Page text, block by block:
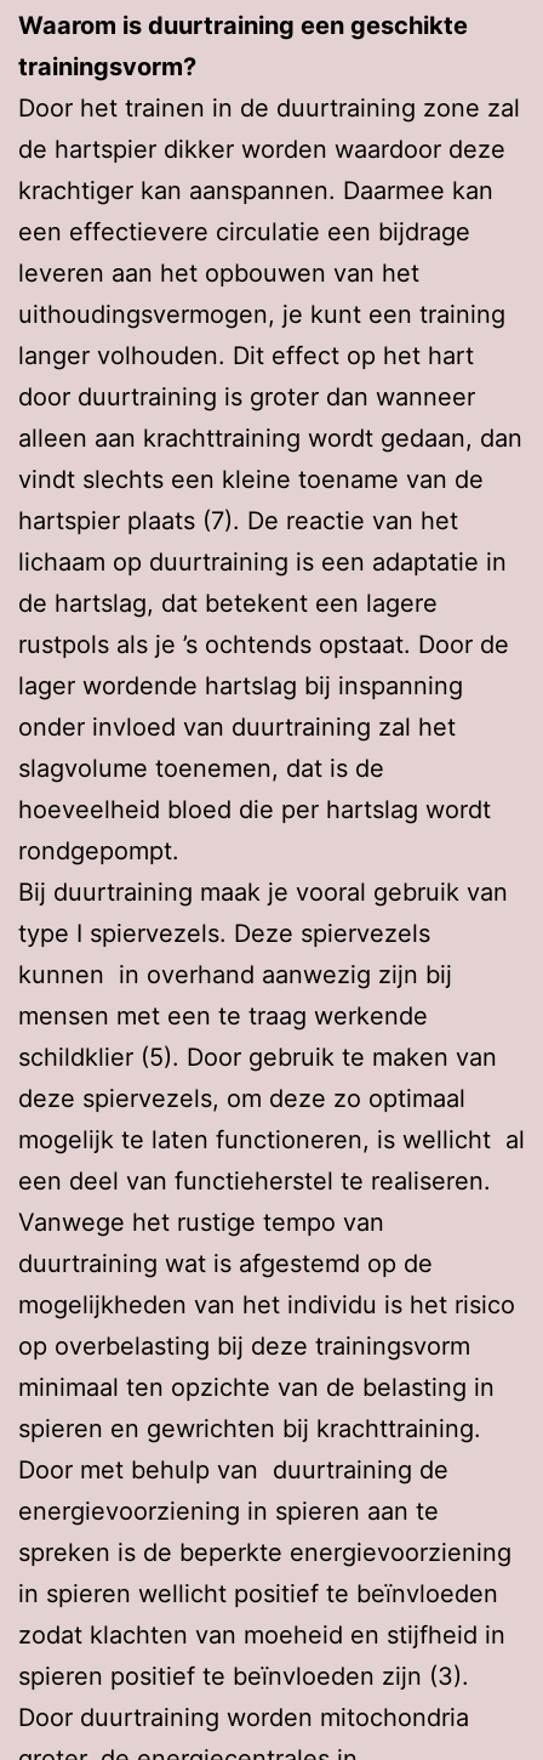
Waarom is duurtraining een geschikte
trainingsvorm?
Door het trainen in de duurtraining zone zal
de hartspier dikker worden waardoor deze
krachtiger kan aanspannen. Daarmee kan
een effectievere circulatie een bijdrage
leveren aan het opbouwen van het
uithoudingsvermogen, je kunt een training
langer volhouden. Dit effect op het hart
door duurtraining is groter dan wanneer
alleen aan krachttraining wordt gedaan, dan
vindt slechts een kleine toename van de
hartspier plaats (7). De reactie van het
lichaam op duurtraining is een adaptatie in
de hartslag, dat betekent een lagere
rustpols als je ’s ochtends opstaat. Door de
lager wordende hartslag bij inspanning
onder invloed van duurtraining zal het
slagvolume toenemen, dat is de
hoeveelheid bloed die per hartslag wordt
rondgepompt.
Bij duurtraining maak je vooral gebruik van
type I spiervezels. Deze spiervezels
kunnen in overhand aanwezig zijn bij
mensen met een te traag werkende
schildklier (5). Door gebruik te maken van
deze spiervezels, om deze zo optimaal
mogelijk te laten functioneren, is wellicht al
een deel van functieherstel te realiseren.
Vanwege het rustige tempo van
duurtraining wat is afgestemd op de
mogelijkheden van het individu is het risico
op overbelasting bij deze trainingsvorm
minimaal ten opzichte van de belasting in
spieren en gewrichten bij krachttraining.
Door met behulp van duurtraining de
energievoorziening in spieren aan te
spreken is de beperkte energievoorziening
in spieren wellicht positief te beïnvloeden
zodat klachten van moeheid en stijfheid in
spieren positief te beïnvloeden zijn (3).
Door duurtraining worden mitochondria